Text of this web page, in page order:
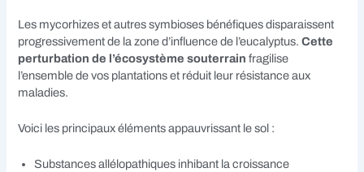
Les mycorhizes et autres symbioses bénéfiques disparaissent
progressivement de la zone d’influence de l’eucalyptus.Cette
perturbation de l’écosystème souterrain fragilise
l’ensemble de vos plantations et réduit leur résistance aux
maladies.
Voici les principaux éléments appauvrissant le sol :
Substances allélopathiques inhibant la croissance